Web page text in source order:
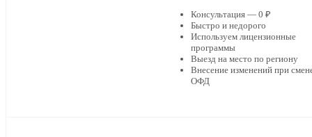
Консультация — 0 ₽
Быстро и недорого
Используем лицензионные
программы
Выезд на место по региону
Внесение изменений при
ОФД